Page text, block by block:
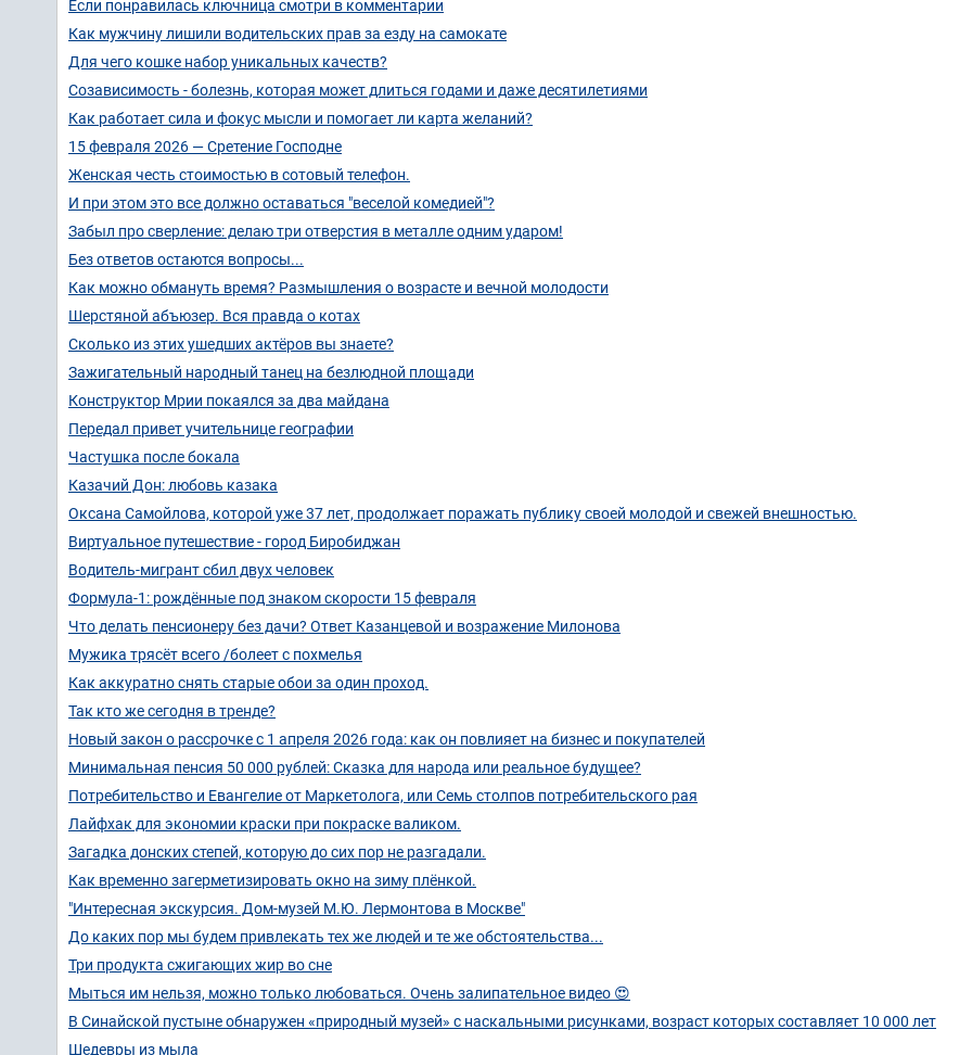
Если понравилась ключница смотри в комментарии
Как мужчину лишили водительских прав за езду на самокате
Для чего кошке набор уникальных качеств?
Созависимость - болезнь, которая может длиться годами и даже десятилетиями
Как работает сила и фокус мысли и помогает ли карта желаний?
15 февраля 2026 — Сретение Господне
Женская честь стоимостью в сотовый телефон.
И при этом это все должно оставаться "веселой комедией"?
Забыл про сверление: делаю три отверстия в металле одним ударом!
Без ответов остаются вопросы...
Как можно обмануть время? Размышления о возрасте и вечной молодости
Шерстяной абъюзер. Вся правда о котах
Сколько из этих ушедших актёров вы знаете?
Зажигательный народный танец на безлюдной площади
Конструктор Мрии покаялся за два майдана
Передал привет учительнице географии
Частушка после бокала
Казачий Дон: любовь казака
Оксана Самойлова, которой уже 37 лет, продолжает поражать публику своей молодой и свежей внешностью.
Виртуальное путешествие - город Биробиджан
Водитель-мигрант сбил двух человек
Формула-1: рождённые под знаком скорости 15 февраля
Что делать пенсионеру без дачи? Ответ Казанцевой и возражение Милонова
Мужика трясёт всего /болеет с похмелья
Как аккуратно снять старые обои за один проход.
Так кто же сегодня в тренде?
Новый закон о рассрочке с 1 апреля 2026 года: как он повлияет на бизнес и покупателей
Минимальная пенсия 50 000 рублей: Сказка для народа или реальное будущее?
Потребительство и Евангелие от Маркетолога, или Семь столпов потребительского рая
Лайфхак для экономии краски при покраске валиком.
Загадка донских степей, которую до сих пор не разгадали.
Как временно загерметизировать окно на зиму плёнкой.
"Интересная экскурсия. Дом-музей М.Ю. Лермонтова в Москве"
До каких пор мы будем привлекать тех же людей и те же обстоятельства...
Три продукта сжигающих жир во сне
Мыться им нельзя, можно только любоваться. Очень залипательное видео 😍
В Синайской пустыне обнаружен «природный музей» с наскальными рисунками, возраст которых составляет 10 000 лет
Шедевры из мыла